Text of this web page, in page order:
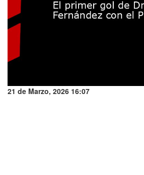
21 de Marzo, 2026 16:07